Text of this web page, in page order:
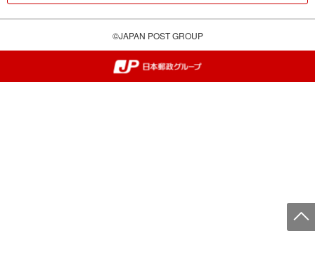
©JAPAN POST GROUP